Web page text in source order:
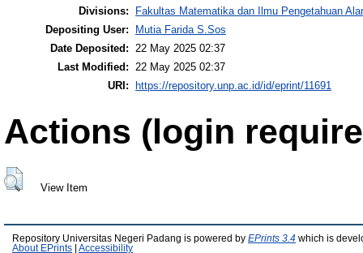
Divisions:
Fakultas Matematika dan Ilmu Pengetahuan
Depositing User:
Mutia Farida S.Sos
Date Deposited: 22 May 2025 02:37
Last Modified: 22 May 2025 02:37
URI:
https://repository.unp.ac.id/id/eprint/11691
Actions (login
View Item
Repository Universitas Negeri Padang is powered by EPrints 3.4 which is
About EPrints
Accessibility